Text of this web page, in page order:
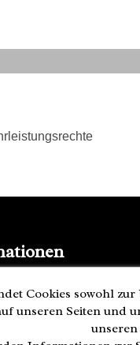
Cookies sowohl
unseren Seiten und